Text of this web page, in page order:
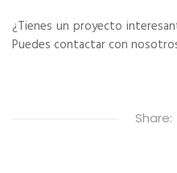
¿Tienes un proyecto
Puedes contactar con
Share: